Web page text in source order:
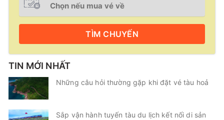
TÌM CHUYẾN
TIN MỚI NHẤT
Những câu hỏi thường gặp khi đặt vé tàu hoả
Sắp vận hành tuyến tàu du lịch kết nối di sản